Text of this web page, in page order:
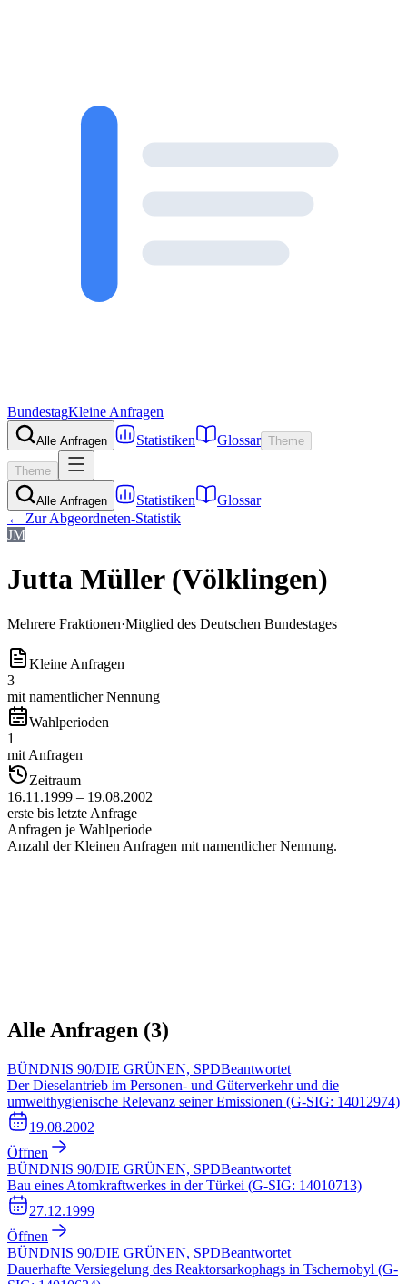
BundestagKleine Anfragen
Alle Anfragen Statistiken Glossar Theme
Theme
Alle Anfragen Statistiken
Glossar
← Zur Abgeordneten-Statistik
JM
Jutta Müller (Völklingen)
Mehrere Fraktionen·Mitglied des Deutschen Bundestages
Kleine Anfragen
3
mit namentlicher Nennung
Wahlperioden
1
mit Anfragen
Zeitraum
16.11.1999 – 19.08.2002
erste bis letzte Anfrage
Anfragen je Wahlperiode
Anzahl der Kleinen Anfragen mit namentlicher Nennung.
Alle Anfragen (3)
BÜNDNIS 90/DIE GRÜNEN, SPDBeantwortet
Der Dieselantrieb im Personen- und Güterverkehr und die
umwelthygienische Relevanz seiner Emissionen (G-SIG: 14012974)
19.08.2002
Öffnen
BÜNDNIS 90/DIE GRÜNEN, SPDBeantwortet
Bau eines Atomkraftwerkes in der Türkei (G-SIG: 14010713)
27.12.1999
Öffnen
BÜNDNIS 90/DIE GRÜNEN, SPDBeantwortet
Dauerhafte Versiegelung des Reaktorsarkophags in Tschernobyl (G-